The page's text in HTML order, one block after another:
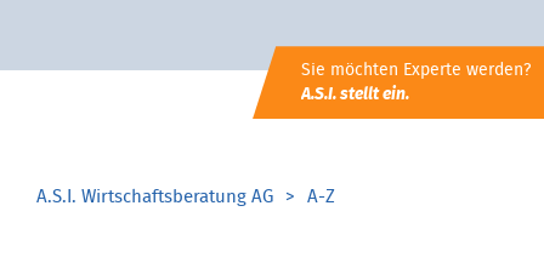
Sie möchten Experte werden?
A.S.I. stellt ein.
A.S.I. Wirtschaftsberatung AG A-Z